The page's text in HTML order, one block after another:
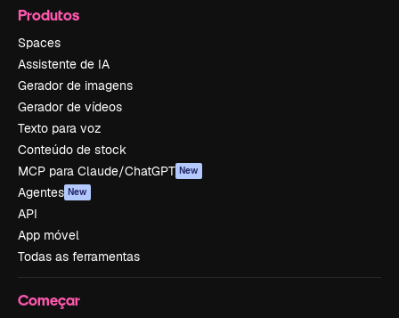
Produtos
Spaces
Assistente de IA
Gerador de imagens
Gerador de vídeos
Texto para voz
Conteúdo de stock
MCP para Claude/ChatGPT New
Agentes New
API
App móvel
Todas as ferramentas
Começar